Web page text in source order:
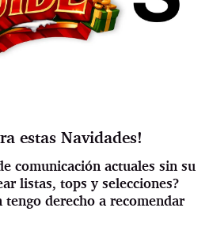
estas Navidades!
comunicación actuales sin su
listas, tops y selecciones?
tengo derecho a recomendar